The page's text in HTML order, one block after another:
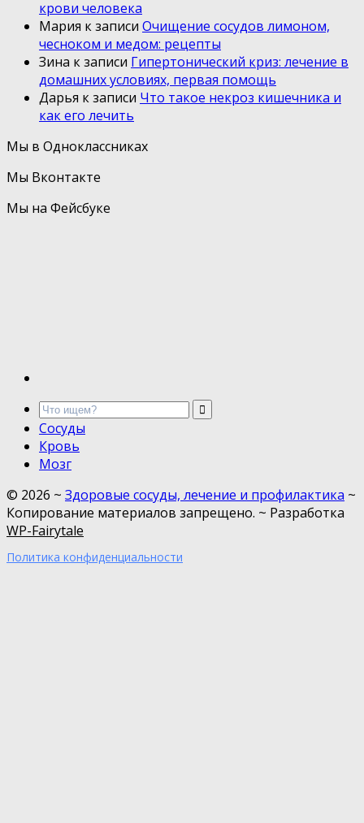
крови человека
Мария к записи Очищение сосудов лимоном,
чесноком и медом: рецепты
Зина к записи Гипертонический криз: лечение в
домашних условиях, первая помощь
Дарья к записи Что такое некроз кишечника и
как его лечить
Мы в Одноклассниках
Мы Вконтакте
Мы на Фейсбуке
Сосуды
Кровь
Мозг
© 2026 ~ Здоровые сосуды, лечение и профилактика ~
Копирование материалов запрещено. ~ Разработка
WP-Fairytale
Политика конфиденциальности